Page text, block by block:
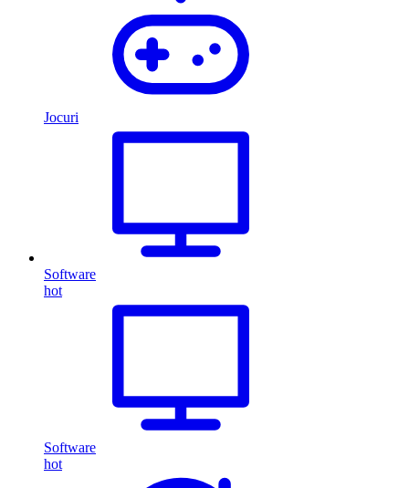
Jocuri
Software
hot
Software
hot